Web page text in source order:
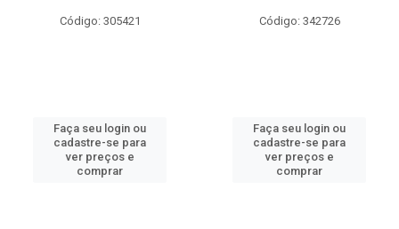
Código: 305421
Faça seu login ou
cadastre-se para
ver preços e
comprar
Código: 342726
Faça seu login ou
cadastre-se para
ver preços e
comprar